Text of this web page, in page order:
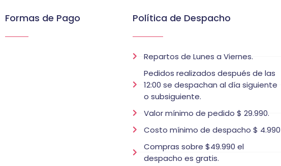
Formas de Pago Política de Despacho
Repartos de Lunes a Viernes.
Pedidos realizados después de las
12:00 se despachan al día siguiente
o subsiguiente.
Valor mínimo de pedido $ 29.990.
Costo mínimo de despacho $ 4.990
Compras sobre $49.990 el
despacho es gratis.